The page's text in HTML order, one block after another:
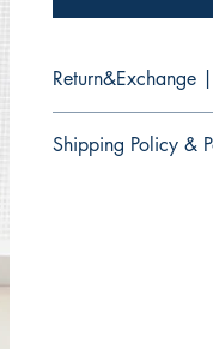
Return&Exchange
No hay devoluciones
Shipping Policy &